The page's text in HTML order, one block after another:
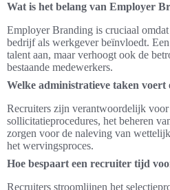
Wat is het belang van Employer
Employer Branding is cruciaal omdat
bedrijf als werkgever beïnvloedt.
talent aan, maar verhoogt ook de
bestaande medewerkers.
Welke administratieve taken voert
Recruiters zijn verantwoordelijk
sollicitatieprocedures, het beheren
zorgen voor de naleving van
het wervingsproces.
Hoe bespaart een recruiter tijd
Recruiters stroomlijnen het